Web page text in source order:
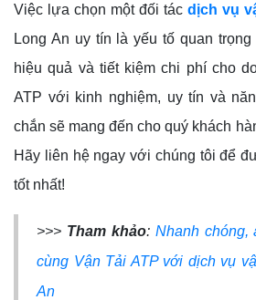
Việc lựa chọn một đối tác dịch vụ
Long An uy tín là yếu tố quan
hiệu quả và tiết kiệm chi phí cho
ATP với kinh nghiệm, uy tín và
chắn sẽ mang đến cho quý khách
Hãy liên hệ ngay với chúng tôi để
tốt nhất!
>>> Tham khảo: Nhanh chóng,
cùng Vận Tải ATP với dịch vụ
An